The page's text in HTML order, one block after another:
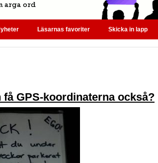
Läsarnas favoriter Skicka in lapp
få GPS-koordinaterna också?